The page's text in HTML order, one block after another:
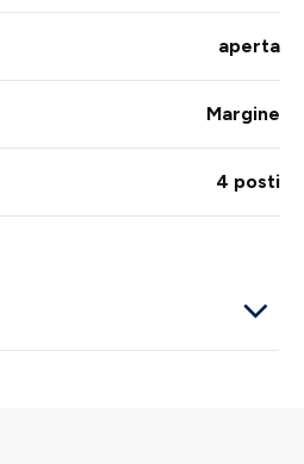
aperta
Margine
4 posti